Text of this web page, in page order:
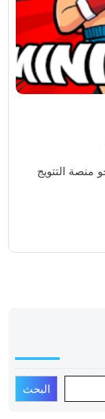
منصة التتويج
البحث